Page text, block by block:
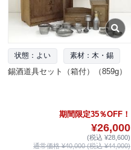
状態：よい 素材：木・錫
錫酒道具セット（箱付）（859g）
期間限定35％OFF！
¥26,000
(税込 ¥28,600)
通常価格 ¥40,000 (税込 ¥44,000)